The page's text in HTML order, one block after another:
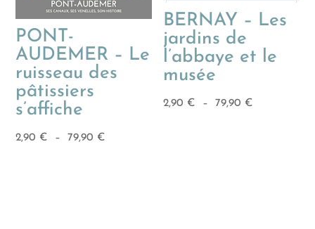
PONT-
AUDEMER – Le
ruisseau des
pâtissiers
s’affiche
2,90 € – 79,90 €
BERNAY – Les
jardins de
l’abbaye et le
musée
2,90 € – 79,90 €